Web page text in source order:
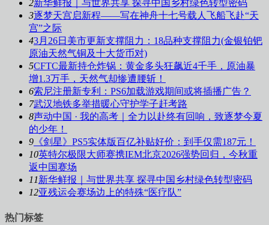
2新华鲜报｜与世界共享 探寻中国乡村绿色转型密码
3逐梦天宫启新程——写在神舟十七号载人飞船飞赴“天
宫”之际
43月26日美市更新支撑阻力：18品种支撑阻力(金银铂钯
原油天然气铜及十大货币对)
5CFTC最新持仓炸锅：黄金多头狂飙近4千手，原油暴
增1.3万手，天然气却惨遭腰斩！
6索尼注册新专利：PS6加载游戏期间或将插播广告？
7武汉地铁多举措暖心守护学子赶考路
8声动中国 · 我的高考｜全力以赴终有回响，致逐梦今夏
的少年！
9 《剑星》PS5实体版百亿补贴好价：到手仅需187元！
10英特尔极限大师赛携IEM北京2026强势回归，今秋重
返中国赛场
11新华鲜报｜与世界共享 探寻中国乡村绿色转型密码
12亚残运会赛场边上的特殊“医疗队”
热门标签